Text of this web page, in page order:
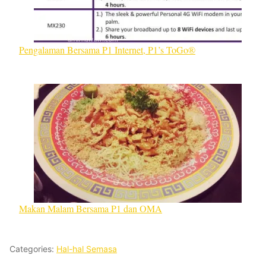
Pengalaman Bersama P1 Internet, P1’s ToGo®
Makan Malam Bersama P1 dan OMA
Categories: Hal-hal Semasa